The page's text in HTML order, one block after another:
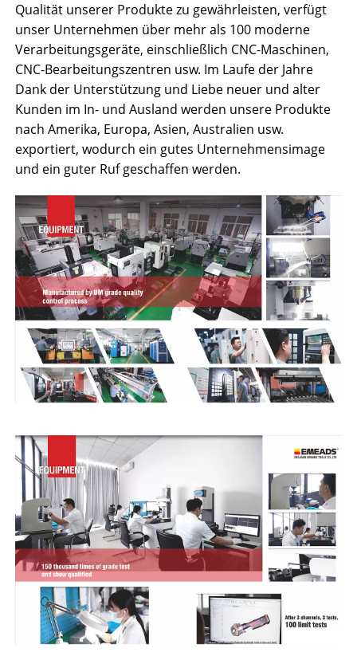
Qualität unserer Produkte zu gewährleisten, verfügt
unser Unternehmen über mehr als 100 moderne
Verarbeitungsgeräte, einschließlich CNC-Maschinen,
CNC-Bearbeitungszentren usw. Im Laufe der Jahre
Dank der Unterstützung und Liebe neuer und alter
Kunden im In- und Ausland werden unsere Produkte
nach Amerika, Europa, Asien, Australien usw.
exportiert, wodurch ein gutes Unternehmensimage
und ein guter Ruf geschaffen werden.